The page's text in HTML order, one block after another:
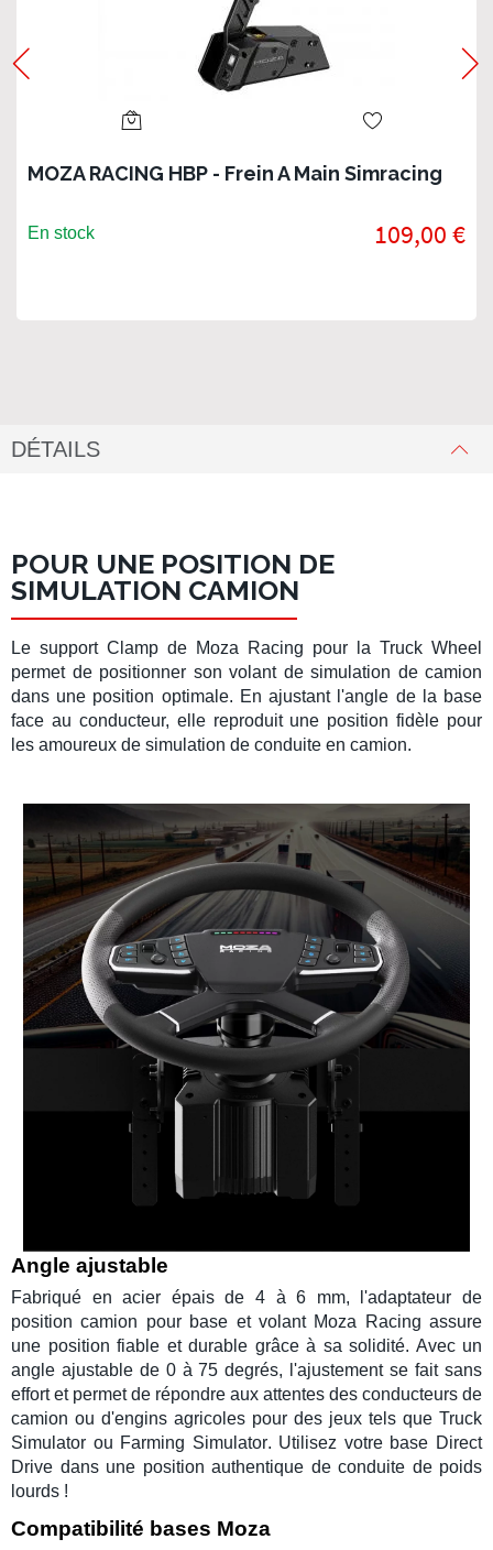
MOZA RACING HBP - Frein A Main Simracing
En stock 109,00 €
DÉTAILS
POUR UNE POSITION DE
SIMULATION CAMION
Le support Clamp de Moza Racing pour la Truck Wheel
permet de positionner son volant de simulation de camion
dans une position optimale. En ajustant l'angle de la base
face au conducteur, elle reproduit une position fidèle pour
les amoureux de simulation de conduite en camion.
Angle ajustable
Fabriqué en acier épais de 4 à 6 mm, l'adaptateur de
position camion pour base et volant Moza Racing assure
une position fiable et durable grâce à sa solidité. Avec un
angle ajustable de 0 à 75 degrés, l'ajustement se fait sans
effort et permet de répondre aux attentes des conducteurs de
camion ou d'engins agricoles pour des jeux tels que Truck
Simulator ou Farming Simulator. Utilisez votre base Direct
Drive dans une position authentique de conduite de poids
lourds !
Compatibilité bases Moza